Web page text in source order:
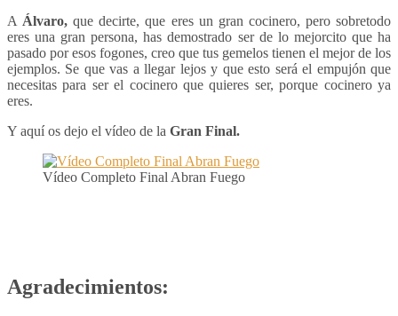
AÁlvaro, que decirte, que eres un gran cocinero, pero sobretodo
eres una gran persona, has demostrado ser de lo mejorcito que ha
pasado por esos fogones, creo que tus gemelos tienen el mejor de los
ejemplos. Se que vas a llegar lejos y que esto será el empujón que
necesitas para ser el cocinero que quieres ser, porque cocinero ya
eres.
Y aquí os dejo el vídeo de la Gran Final.
Vídeo Completo Final Abran Fuego
Agradecimientos: